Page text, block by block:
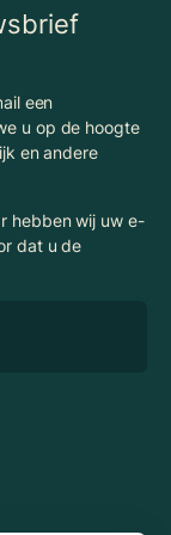
een
u op de hoogte
en andere
hebben wij uw e-
dat u de